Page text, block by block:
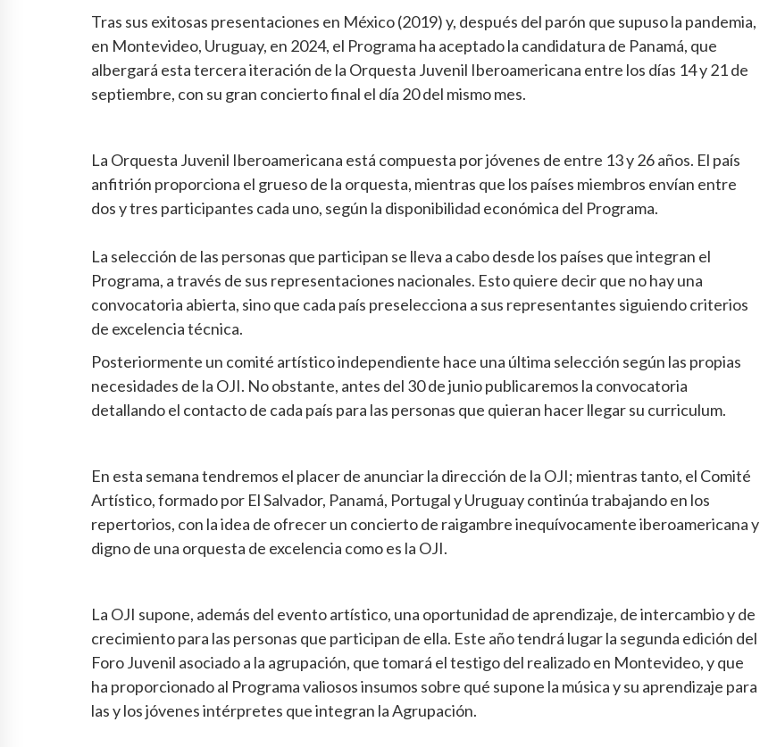
Tras sus exitosas presentaciones en México (2019) y, después del parón que supuso la pandemia,
en Montevideo, Uruguay, en 2024, el Programa ha aceptado la candidatura de Panamá, que
albergará esta tercera iteración de la Orquesta Juvenil Iberoamericana entre los días 14 y 21 de
septiembre, con su gran concierto final el día 20 del mismo mes.
La Orquesta Juvenil Iberoamericana está compuesta por jóvenes de entre 13 y 26 años. El país
anfitrión proporciona el grueso de la orquesta, mientras que los países miembros envían entre
dos y tres participantes cada uno, según la disponibilidad económica del Programa.
La selección de las personas que participan se lleva a cabo desde los países que integran el
Programa, a través de sus representaciones nacionales. Esto quiere decir que no hay una
convocatoria abierta, sino que cada país preselecciona a sus representantes siguiendo criterios
de excelencia técnica.
Posteriormente un comité artístico independiente hace una última selección según las propias
necesidades de la OJI. No obstante, antes del 30 de junio publicaremos la convocatoria
detallando el contacto de cada país para las personas que quieran hacer llegar su curriculum.
En esta semana tendremos el placer de anunciar la dirección de la OJI; mientras tanto, el Comité
Artístico, formado por El Salvador, Panamá, Portugal y Uruguay continúa trabajando en los
repertorios, con la idea de ofrecer un concierto de raigambre inequívocamente iberoamericana y
digno de una orquesta de excelencia como es la OJI.
La OJI supone, además del evento artístico, una oportunidad de aprendizaje, de intercambio y de
crecimiento para las personas que participan de ella. Este año tendrá lugar la segunda edición del
Foro Juvenil asociado a la agrupación, que tomará el testigo del realizado en Montevideo, y que
ha proporcionado al Programa valiosos insumos sobre qué supone la música y su aprendizaje para
las y los jóvenes intérpretes que integran la Agrupación.